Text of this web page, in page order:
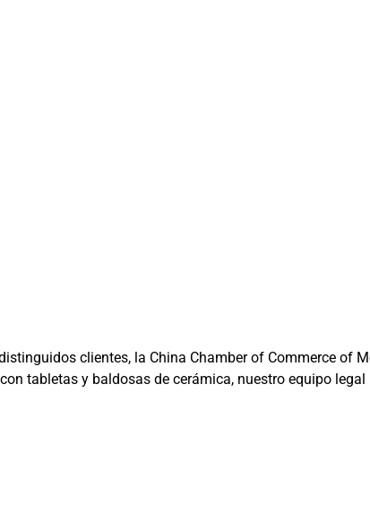
clientes, la China Chamber of Commerce of
tabletas y baldosas de cerámica, nuestro equipo legal